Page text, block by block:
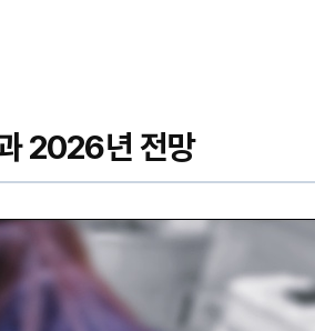
2026년 전망